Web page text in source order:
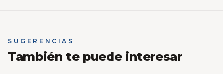
SUGERENCIAS
También te puede interesar